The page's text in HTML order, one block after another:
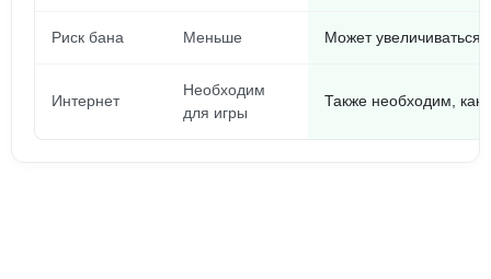
Риск бана Меньше Может увеличиваться,
Интернет
Необходим
для игры
Также необходим, как